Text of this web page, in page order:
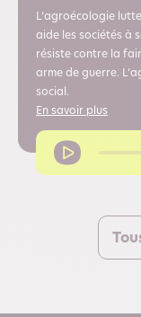
L’agroécologie
aide les sociétés à
résiste contre la
arme de guerre.
social.
En savoir plus